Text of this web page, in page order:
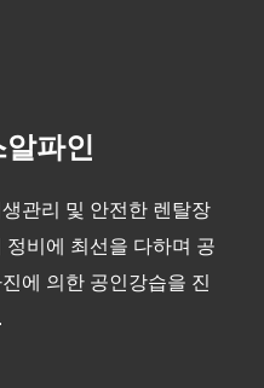
파인
관리 및 안전한 렌탈장
정비에 최선을 다하며 공
에 의한 공인강습을 진